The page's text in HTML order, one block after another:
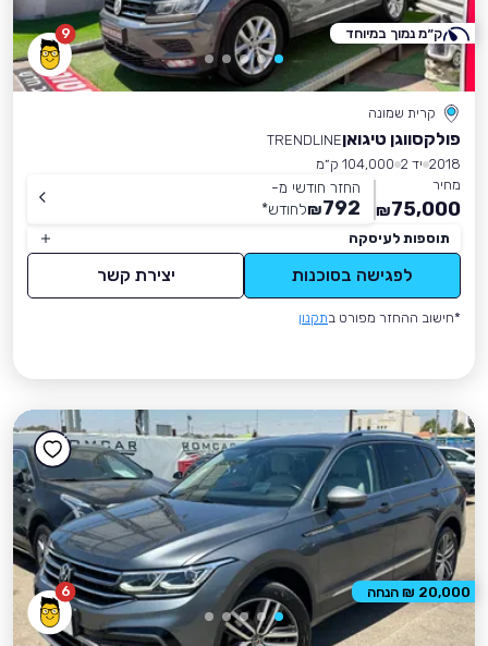
9
קרית שמונה
פולקסווגן טיגואןTRENDLINE
2018 יד 2
104,000 ק״מ
מחיר
75,000
₪
החזר חודשי מ-
792
₪לחודש*
תוספות לעיסקה
לפגישה בסוכנות יצירת קשר
*חישוב ההחזר מפורט בתקנון
ק״מ נמוך במיוחד
6 20,000 ₪ הנחה